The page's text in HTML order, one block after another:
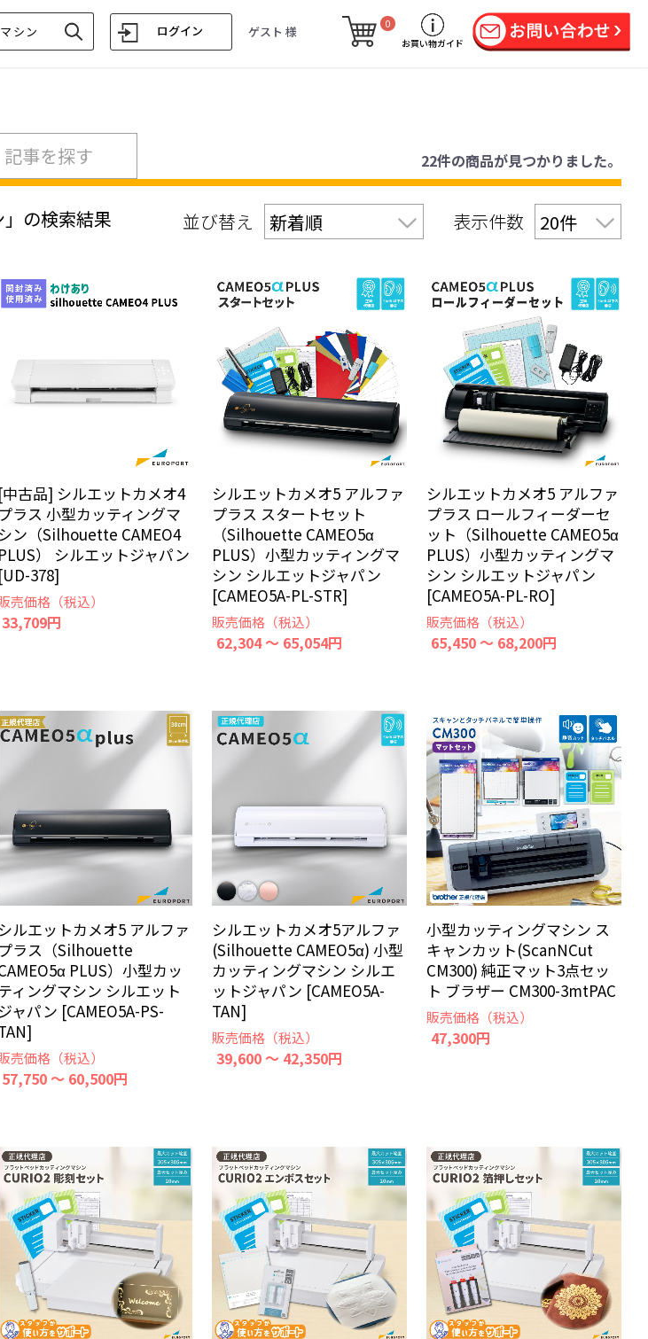
ログイン ゲスト 様
0
お買い物ガイド
記事を探す 22件の商品が見つかりました。
」の検索結果 並び替え 表示件数
[中古品] シルエットカメオ4
プラス 小型カッティングマ
シン（Silhouette CAMEO4
PLUS） シルエットジャパン
[UD-378]
売価格（税込）
33,709円
シルエットカメオ5 アルファ
プラス スタートセット
（Silhouette CAMEO5α
PLUS）小型カッティングマ
シン シルエットジャパン
[CAMEO5A-PL-STR]
販売価格（税込）
62,304 ～ 65,054円
シルエットカメオ5 アルファ
プラス ロールフィーダーセ
ット（Silhouette CAMEO5α
PLUS）小型カッティングマ
シン シルエットジャパン
[CAMEO5A-PL-RO]
販売価格（税込）
65,450 ～ 68,200円
シルエットカメオ5 アルファ
プラス（Silhouette
PLUS）小型カッ
ィングマシン シルエット
ャパン [CAMEO5A-PS-
売価格（税込）
57,750 ～ 60,500円
シルエットカメオ5アルファ
(Silhouette CAMEO5α) 小型
カッティングマシン シルエ
ットジャパン [CAMEO5A-
TAN]
販売価格（税込）
39,600 ～ 42,350円
小型カッティングマシン ス
キャンカット(ScanNCut
CM300) 純正マット3点セッ
ト ブラザー CM300-3mtPAC
販売価格（税込）
47,300円